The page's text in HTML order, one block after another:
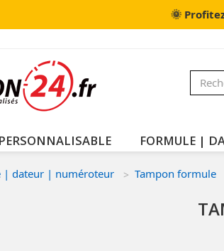
🌞
FORMULE |
| dateur | numéroteur Tampon formule